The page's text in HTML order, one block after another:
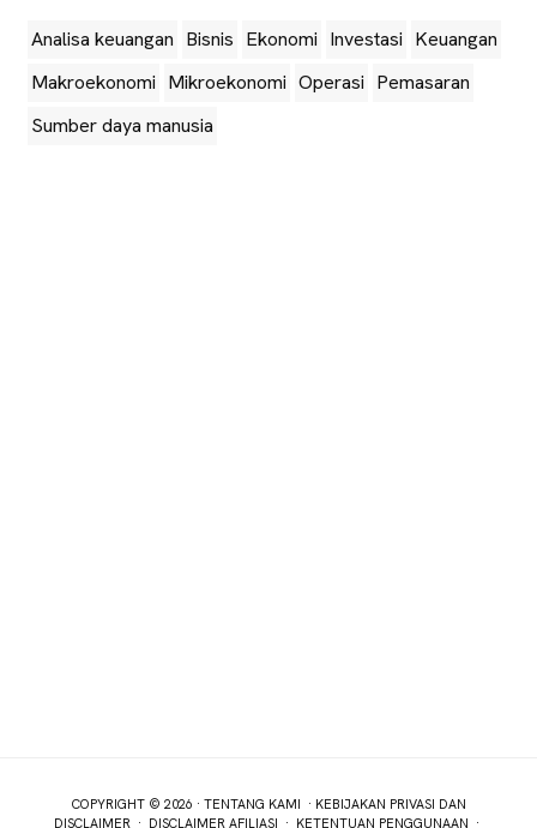
Analisa keuangan Bisnis Ekonomi Investasi Keuangan
Makroekonomi Mikroekonomi Operasi Pemasaran
Sumber daya manusia
COPYRIGHT © 2026 · TENTANG KAMI · KEBIJAKAN PRIVASI DAN
DISCLAIMER · DISCLAIMER AFILIASI · KETENTUAN PENGGUNAAN ·